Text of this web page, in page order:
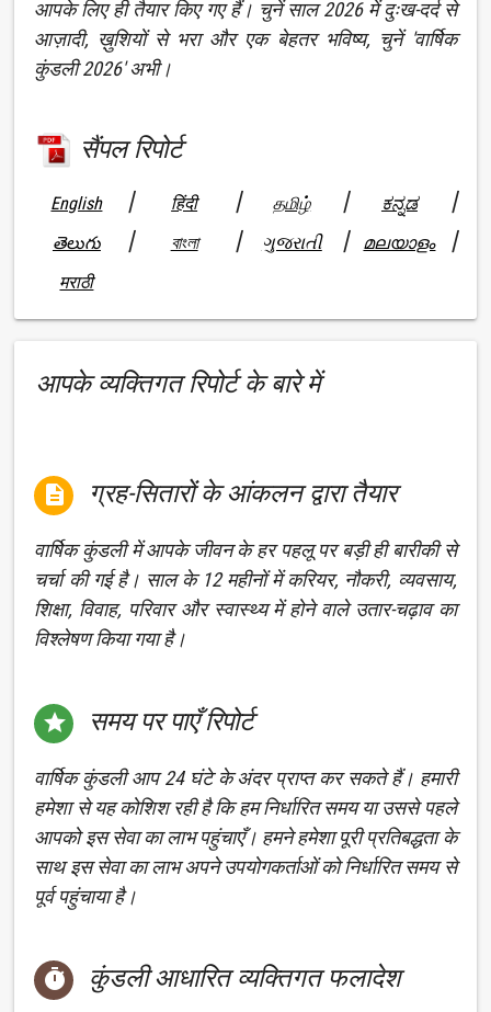
आपके लिए ही तैयार किए गए हैं। चुनें साल 2026 में दुःख-दर्द से
आज़ादी, ख़ुशियों से भरा और एक बेहतर भविष्य, चुनें 'वार्षिक
कुंडली 2026' अभी।
सैंपल रिपोर्ट
English | हिंदी | தமிழ் | ಕನ್ನಡ |
తెలుగు | বাংলা | ગુજરાતી | മലയാളം |
मराठी
आपके व्यक्तिगत रिपोर्ट के बारे में
 ग्रह-सितारों के आंकलन द्वारा तैयार
वार्षिक कुंडली में आपके जीवन के हर पहलू पर बड़ी ही बारीकी से
चर्चा की गई है। साल के 12 महीनों में करियर, नौकरी, व्यवसाय,
शिक्षा, विवाह, परिवार और स्वास्थ्य में होने वाले उतार-चढ़ाव का
विश्लेषण किया गया है।
 समय पर पाएँ रिपोर्ट
वार्षिक कुंडली आप 24 घंटे के अंदर प्राप्त कर सकते हैं। हमारी
हमेशा से यह कोशिश रही है कि हम निर्धारित समय या उससे पहले
आपको इस सेवा का लाभ पहुंचाएँ। हमने हमेशा पूरी प्रतिबद्धता के
साथ इस सेवा का लाभ अपने उपयोगकर्ताओं को निर्धारित समय से
पूर्व पहुंचाया है।
 कुंडली आधारित व्यक्तिगत फलादेश